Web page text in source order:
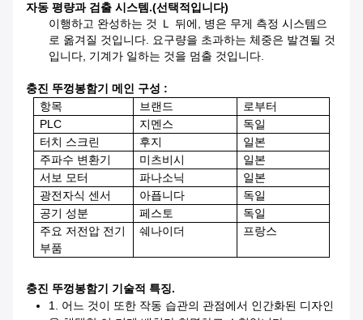
자동 평량과 검출 시스템.(선택적입니다)
이행하고 완성하는 것 Ｌ 뒤에, 병은 무게 측정 시스템으
로 옮겨질 것입니다. 요구량을 초과하는 체중은 발견될 것
입니다, 기계가 일하는 것을 멈출 것입니다.
충진 뚜껑봉함기
메인 구성 :
항목
브랜드
로부터
PLC
지멘스
독일
터치 스크린
후지
일본
주파수 변환기
미츠비시
일본
서보 모터
파나소닉
일본
광전자식 센서
아픕니다
독일
공기 성분
페스토
독일
주요 저전압 전기
부품
쉐나이더 프랑스
충진 뚜껑봉함기 기술적 특징.
1. 어느 것이 또한 작동 습관의 관점에서 인간화된 디자인